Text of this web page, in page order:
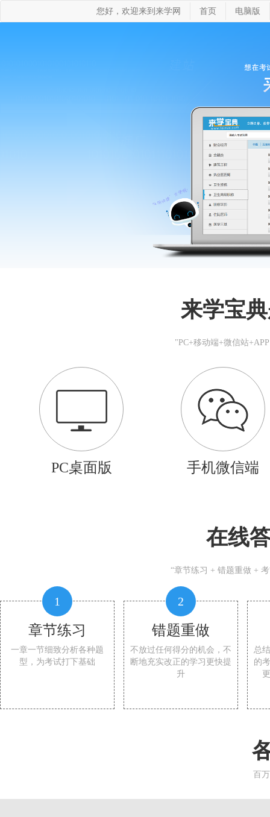
您好，欢迎来到来学网 首页 电脑版
来学宝
"PC+移动端+微信站
PC桌面版 手机微信端
在线
“章节练习 + 错题重做 +
1
章节练习
一章一节细致分析各种题
型，为考试打下基础
2
错题重做
不放过任何得分的机会，不
断地充实改正的学习更快提
升
总
的
百